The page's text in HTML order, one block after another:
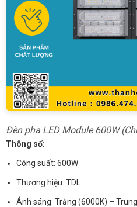
Đèn pha LED Module 600W
Thông số:
Công suất: 600W
Thương hiệu: TDL
Ánh sáng: Trắng (6000K) –